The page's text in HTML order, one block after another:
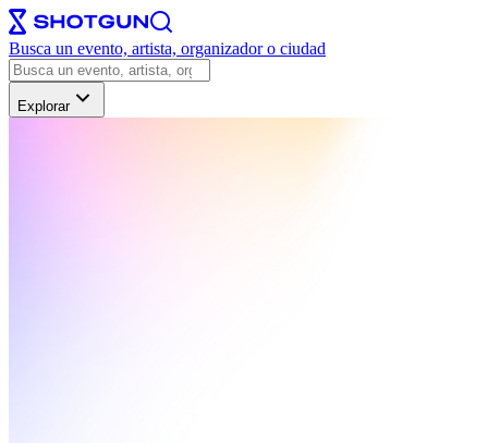
Busca un evento, artista, organizador o ciudad
Explorar